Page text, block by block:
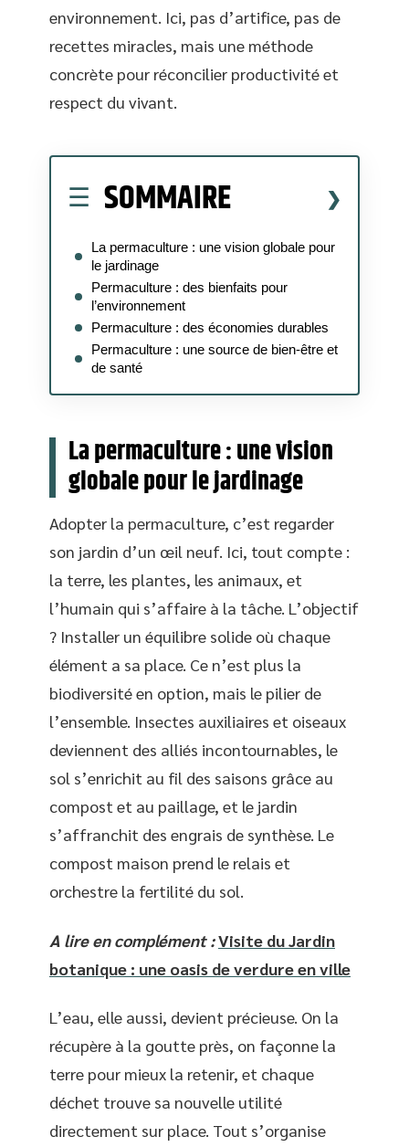
environnement. Ici, pas d’artifice, pas de
recettes miracles, mais une méthode
concrète pour réconcilier productivité et
respect du vivant.
SOMMAIRE
La permaculture : une vision globale pour
le jardinage
Permaculture : des bienfaits pour
l’environnement
Permaculture : des économies durables
Permaculture : une source de bien-être et
de santé
La permaculture : une vision
globale pour le jardinage
Adopter la permaculture, c’est regarder
son jardin d’un œil neuf. Ici, tout compte :
la terre, les plantes, les animaux, et
l’humain qui s’affaire à la tâche. L’objectif
? Installer un équilibre solide où chaque
élément a sa place. Ce n’est plus la
biodiversité en option, mais le pilier de
l’ensemble. Insectes auxiliaires et oiseaux
deviennent des alliés incontournables, le
sol s’enrichit au fil des saisons grâce au
compost et au paillage, et le jardin
s’affranchit des engrais de synthèse. Le
compost maison prend le relais et
orchestre la fertilité du sol.
A lire en complément :Visite du Jardin
botanique : une oasis de verdure en ville
L’eau, elle aussi, devient précieuse. On la
récupère à la goutte près, on façonne la
terre pour mieux la retenir, et chaque
déchet trouve sa nouvelle utilité
directement sur place. Tout s’organise